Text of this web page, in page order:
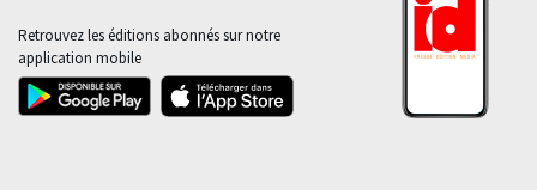
Retrouvez les éditions abonnés sur notre
application mobile